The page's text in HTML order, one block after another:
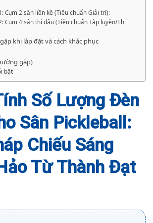
Cụm 2 sân liền kề (Tiêu chuẩn Giải trí):
Cụm 4 sân thi đấu (Tiêu chuẩn Tập luyện/Thi
khi lắp đặt và cách khắc phục
gặp)
bật
Số Lượng Đèn
Sân Pickleball:
Chiếu Sáng
Từ Thành Đạt